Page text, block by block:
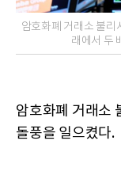
암호화폐 거래소 불리
래에서 두
암호화폐 거래소
돌풍을 일으켰다.